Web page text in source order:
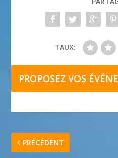
TAUX:
PROPOSEZ VOS
PRÉCÉDENT